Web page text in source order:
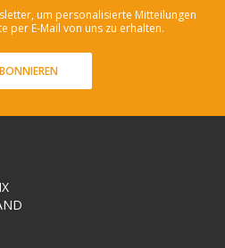
um personalisierte Mitteilungen
per E-Mail von uns zu erhalten.